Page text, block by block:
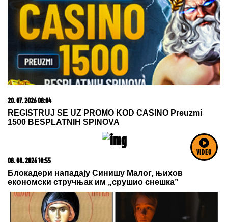
VIDEO
08. 08. 2026 15:05
KAKAV TRANSFER! Šampion potpisao veliko
07. 08. 2026 09:47
Čiji hromozom određuje pol deteta? XX rađa se
devojčica, XY rađa se dečak